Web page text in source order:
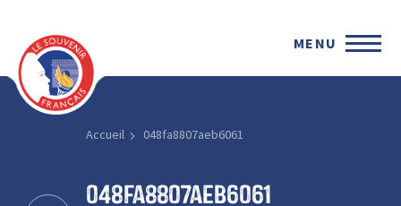
MENU
Accueil 048fa8807aeb6061
048fa8807aeb6061